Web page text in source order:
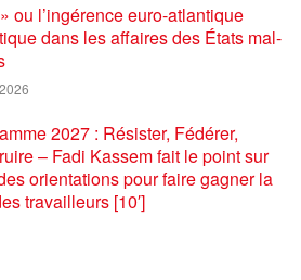
ou l’ingérence euro-atlantique
dans les affaires des États mal-
2027 : Résister, Fédérer,
– Fadi Kassem fait le point sur
orientations pour faire gagner la
travailleurs [10′]